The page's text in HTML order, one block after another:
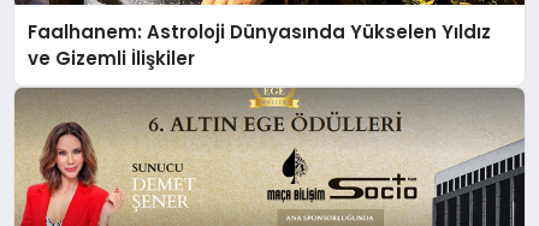
Faalhanem: Astroloji Dünyasında Yükselen Yıldız
ve Gizemli İlişkiler